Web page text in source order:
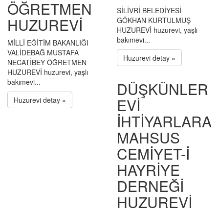
ÖĞRETMEN
HUZUREVİ
MİLLİ EĞİTİM BAKANLIĞI
VALİDEBAĞ MUSTAFA
NECATİBEY ÖĞRETMEN
HUZUREVİ huzurevi, yaşlı
bakımevi...
Huzurevi detay »
SİLİVRİ BELEDİYESİ
GÖKHAN KURTULMUŞ
HUZUREVİ huzurevi, yaşlı
bakımevi...
Huzurevi detay »
DÜŞKÜNLER
EVİ
İHTİYARLARA
MAHSUS
CEMİYET-İ
HAYRİYE
DERNEĞİ
HUZUREVİ